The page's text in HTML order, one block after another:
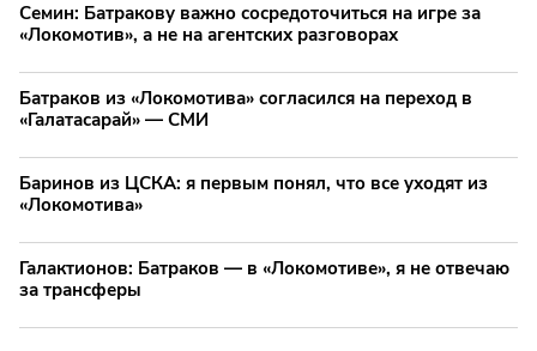
Семин: Батракову важно сосредоточиться на игре за
«Локомотив», а не на агентских разговорах
Батраков из «Локомотива» согласился на переход в
«Галатасарай» — СМИ
Баринов из ЦСКА: я первым понял, что все уходят из
«Локомотива»
Галактионов: Батраков — в «Локомотиве», я не отвечаю
за трансферы